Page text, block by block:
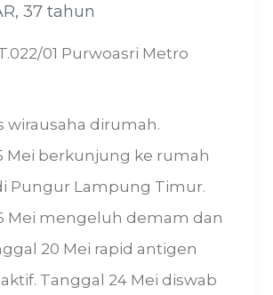
37 tahun
01 Purwoasri Metro
wirausaha dirumah.
Mei berkunjung ke rumah
Pungur Lampung Timur.
Mei mengeluh demam dan
20 Mei rapid antigen
Tanggal 24 Mei diswab